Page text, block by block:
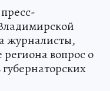
журналисты,
региона вопрос о